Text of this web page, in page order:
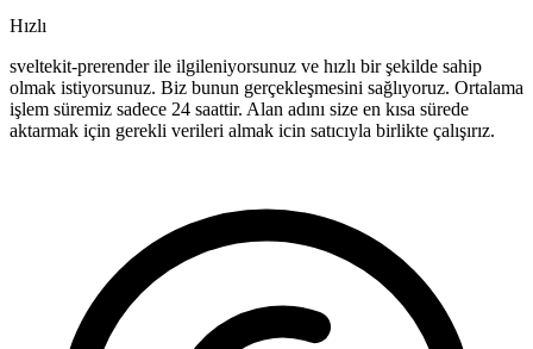
Hızlı
sveltekit-prerender ile ilgileniyorsunuz ve hızlı bir şekilde sahip
olmak istiyorsunuz. Biz bunun gerçekleşmesini sağlıyoruz. Ortalama
işlem süremiz sadece 24 saattir. Alan adını size en kısa sürede
aktarmak için gerekli verileri almak icin satıcıyla birlikte çalışırız.